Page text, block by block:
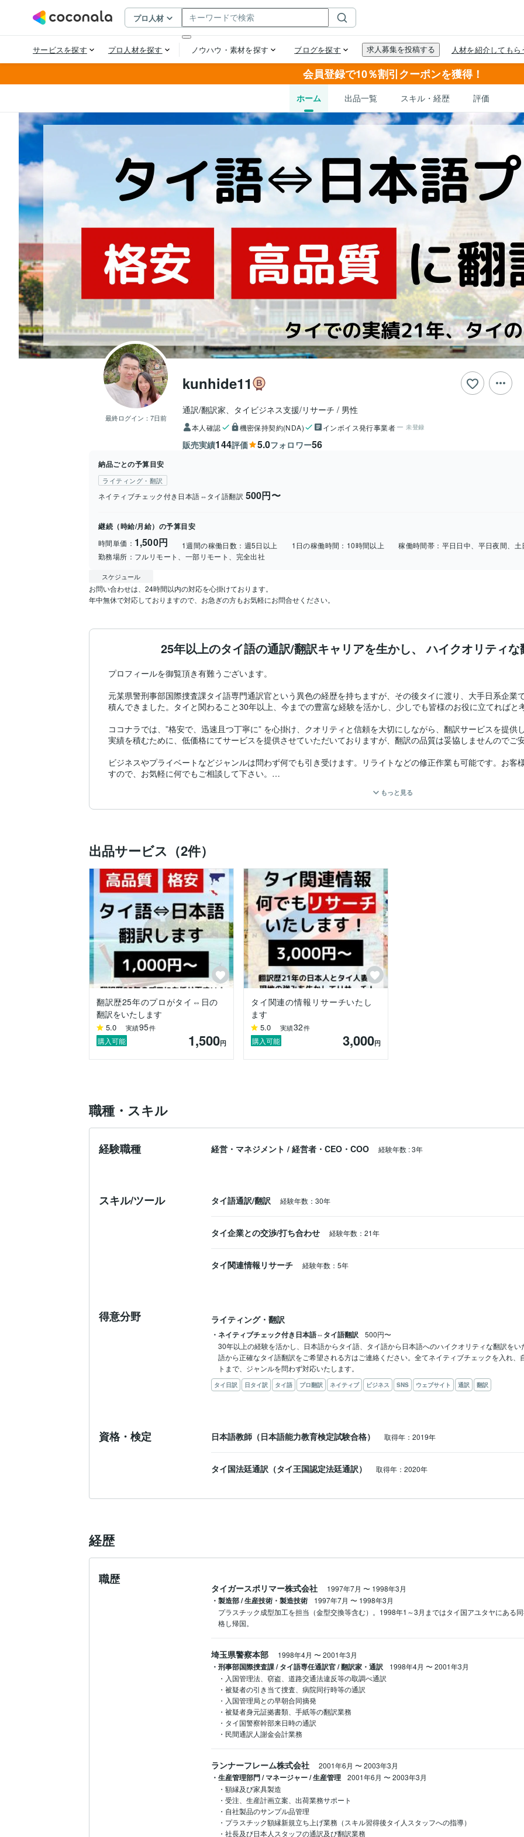
会員登録で10％割引クーポンを獲得！
ホーム 出品一覧 スキル・経歴 評価
最終ログイン： 7日前
kunhide11
通訳/翻訳家、タイビジネス支援/リサーチ 男性
本人確認 機密保持契約(NDA) インボイス発行事業者 未登録
販売実績144評価 5.0フォロワー56
納品ごとの予算目安
ライティング・翻訳
ネイティブチェック付き日本語⇔タイ語翻訳 500円〜
継続（時給/月給）の予算目安
時間単価： 1,500円 1週間の稼働日数： 週5日以上 1日の稼働時間： 10時間以上 稼働時間帯： 平日日中、平日夜間、土
勤務場所： フルリモート、一部リモート、完全出社
スケジュール
お問い合わせは、24時間以内の対応を心掛けております。
年中無休で対応しておりますので、お急ぎの方もお気軽にお問合せください。
25年以上のタイ語の通訳/翻訳キャリアを生かし、 ハイクオリティな
プロフィールを御覧頂き有難うございます。
元某県警刑事部国際捜査課タイ語専門通訳官という異色の経歴を持ちますが、その後タイに渡り、大手日系企業
積んできました。タイと関わること30年以上、今までの豊富な経験を活かし、少しでも皆様のお役に立てればと
ココナラでは、”格安で、迅速且つ丁寧に” を心掛け、クオリティと信頼を大切にしながら、翻訳サービスを提供
実績を積むために、低価格にてサービスを提供させていただいておりますが、翻訳の品質は妥協しませんのでご
ビジネスやプライベートなどジャンルは問わず何でも引き受けます。リライトなどの修正作業も可能です。お客
すので、お気軽に何でもご相談して下さい。
★埼玉県出身 / タイ在住21年 / 妻がタイ人弁護士
★タイ国大手病院の医療通訳
【通訳/翻訳実績例】
・ビジネス系 ～ 事業計画、会社規程、雇用契約書、賃貸契約書、証明書、社内案内文、作業手順書、標準類、技
ル、手紙、プレゼン資料、社員教育資料、議事録、報告書、外部監査、ISO関連、BOI関連、履歴書、自社ウェブ
ど
・プライベート ～ SNS関連（投稿やLINEの会話翻訳など）ウェブサイト、ECサイトの商品紹介ページ、
ム、歌詞、小説、料理、占いなど
・その他 ～ 企業フェイスブックページ運用代行、バンコクでのジャパンエキスポ司会通訳、展示会出展サポー
への営業代行、市場/商品リサーチ、裁判所通訳、医療関連、語学教育など
現地在住ならではの柔軟な対応をいたします。
タイに関わることなら、何でもご相談ください。
お急ぎの案件にも対応いたしますので、お気軽にお問い合わせください。
もっと見る
出品サービス（2件）
翻訳歴25年のプロがタイ⇔日の
翻訳をいたします
5.0 実績95件
購入可能 1,500円
タイ関連の情報リサーチいたし
ます
5.0 実績32件
購入可能 3,000円
職種・スキル
経験職種 経営・マネジメント / 経営者・CEO・COO 経験年数 :3年
スキル/ツール タイ語通訳/翻訳 経験年数：30年
タイ企業との交渉/打ち合わせ 経験年数：21年
タイ関連情報リサーチ 経験年数：5年
得意分野 ライティング・翻訳
・ネイティブチェック付き日本語⇔タイ語翻訳
500円〜
30年以上の経験を活かし、日本語からタイ語、タイ語から日本語へのハイクオリティな翻訳を
語から正確なタイ語翻訳をご希望される方はご連絡ください。全てネイティブチェックを入れ
トまで、ジャンルを問わず対応いたします。
タイ日訳 日タイ訳 タイ語 プロ翻訳 ネイティブ ビジネス SNS ウェブサイト 通訳 翻訳
資格・検定 日本語教師（日本語能力教育検定試験合格） 取得年：2019年
タイ国法廷通訳（タイ王国認定法廷通訳） 取得年：2020年
経歴
職歴
タイガースポリマー株式会社 1997年7月 〜 1998年3月
・製造部 / 生産技術・製造技術 1997年7月 〜 1998年3月
プラスチック成型加工を担当（金型交換等含む）。1998年1～3月まではタイ国アユタヤにある
格し帰国。
埼玉県警察本部 1998年4月 〜2001年3月
・刑事部国際捜査課 / タイ語専任通訳官 / 翻訳家・通訳 1998年4月 〜2001年3月
・入国管理法、窃盗、道路交通法違反等の取調べ通訳
・被疑者の引き当て捜査、病院同行時等の通訳
・入国管理局との早朝合同摘発
・被疑者身元証拠書類、手紙等の翻訳業務
・タイ国警察幹部来日時の通訳
・民間通訳人謝金会計業務
ランナーフレーム株式会社 2001年6月 〜2003年3月
・生産管理部門 / マネージャー / 生産管理 2001年6月 〜2003年3月
・額縁及び家具製造
・受注、生産計画立案、出荷業務サポート
・自社製品のサンプル品管理
・プラスチック額縁新規立ち上げ業務（スキル習得後タイ人スタッフへの指導）
・社長及び日本人スタッフの通訳及び翻訳業務